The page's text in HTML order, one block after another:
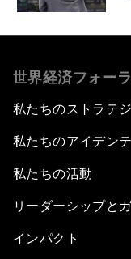
世界経済フォー
私たちのストラテ
私たちのアイデン
私たちの活動
リーダーシップと
インパクト